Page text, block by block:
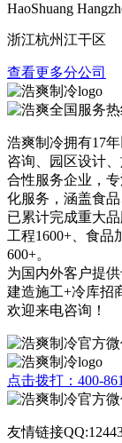
HaoShuang
浙江杭州江干区
查看更多分公司
浩爽制冷拥有17
咨询、园区设计
合性服务企业，
化服务，涵盖食
已累计完成重大
工程1600+、食品
600+。
为国内外客户提
建造施工+冷库招
欢迎来电咨询！
点击拨打：400-
友情链接